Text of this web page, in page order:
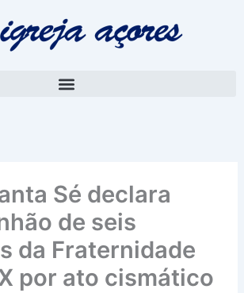
Sé declara
de seis
da Fraternidade
por ato cismático